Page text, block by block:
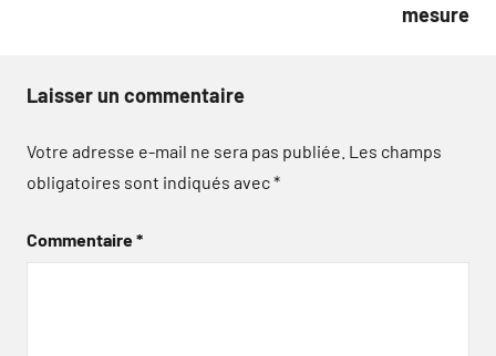
mesure
Laisser un commentaire
Votre adresse e-mail ne sera pas publiée. Les champs
obligatoires sont indiqués avec*
Commentaire*